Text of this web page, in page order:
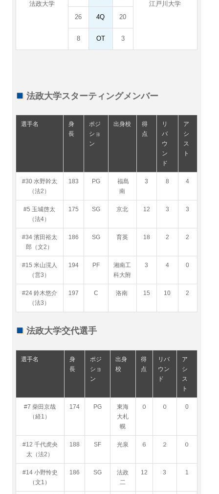
法政大学 江戸川大学
26 4Q 20
8 OT 3
法政大学スターティングメンバー
選手名
身
長
ポジ
ショ
ン
出身校
得
点
リ
バ
ウ
ン
ド
ア
シ
ス
ト
#30 水野幹太
（法2）
183 PG
福島
南
3 8 4
#5 玉城啓太
（法4）
175 SG 京北 12 3 3
#34 濱田裕太
郎（文2）
186 SG 育英 18 2 2
#15 米山滉人
（営3）
194 PF
湘南工
科大附
3 4 0
#24 鈴木悠介
（法3）
197 C 洛南 15 10 2
法政大学交代選手
選手名
身
長
ポジ
ショ
ン
出身
校
得
点
リバ
ウン
ド
ア
シ
ス
ト
#7 柴田京哉
（経1）
174 PG
東海
大札
幌
０ ０ 0
#12 千代虎央
太（法2）
188 SF 光泉 ６ ２ ０
#14 小野怜史
（文1）
186 SG
法政
二
12 3 1